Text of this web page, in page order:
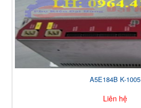
A5E184B K-1005
Liên hệ